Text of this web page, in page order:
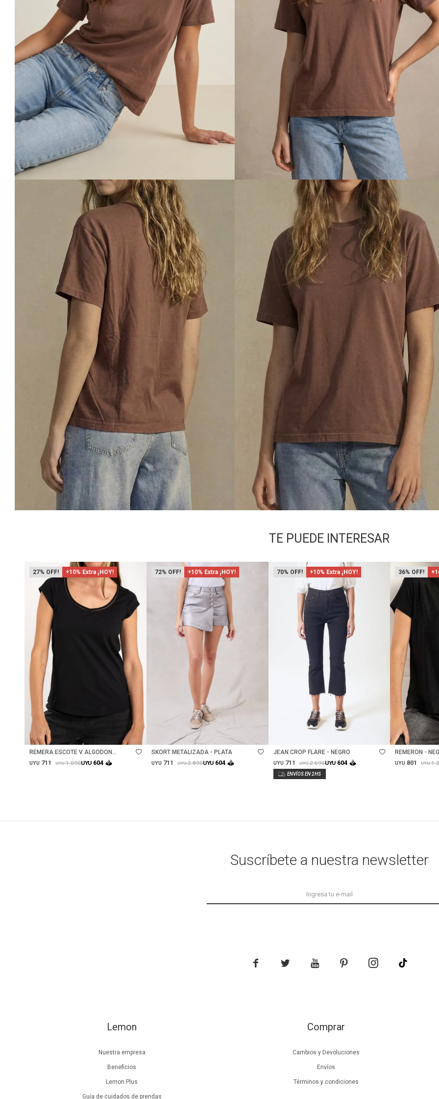
TE PUEDE INTERESAR
27 +10% Extra ¡HOY!
Talle
REMERA ESCOTE V ALGODON
PEINADO - NEGRO
UYU 711 UYU1.090UYU 604
72 +10% Extra ¡HOY!
SKORT METALIZADA - PLATA
UYU 711 UYU2.890UYU 604
70 +10% Extra ¡HOY!
JEAN CROP FLARE - NEGRO
UYU 711 UYU2.690UYU 604
36
Talle
REMERON -
UYU 801 UYU
Lemon
Nuestra empresa
Beneficios
Lemon Plus
Guía de cuidados de prendas
Comprar
Cambios y Devoluciones
Envíos
Términos y condiciones
Suscríbete a nuestra newsletter
    